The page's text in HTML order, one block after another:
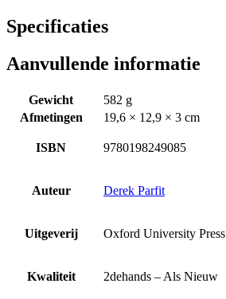
Specificaties
Aanvullende informatie
Gewicht
582 g
Afmetingen
19,6 × 12,9 × 3 cm
ISBN 9780198249085
Auteur Derek Parfit
Uitgeverij Oxford University Press
Kwaliteit 2dehands – Als Nieuw